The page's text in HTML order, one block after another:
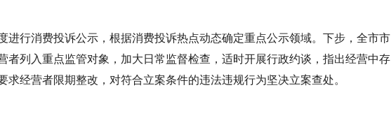
进行消费投诉公示，根据消费投诉热点动态确定重点公示领域。下步，全市市
者列入重点监管对象，加大日常监督检查，适时开展行政约谈，指出经营中存
求经营者限期整改，对符合立案条件的违法违规行为坚决立案查处。